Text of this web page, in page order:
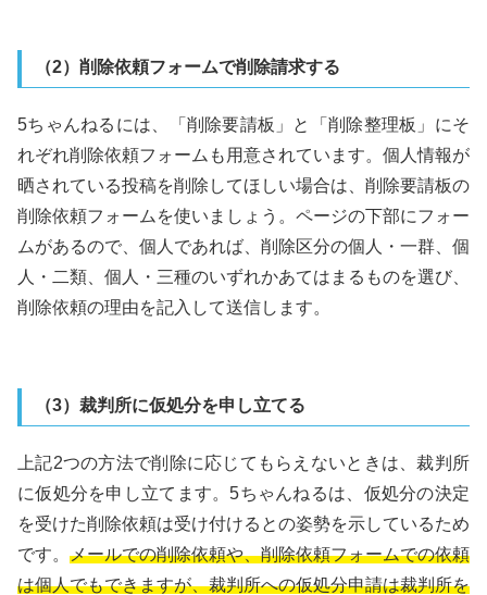
（2）削除依頼フォームで削除請求する
5ちゃんねるには、「削除要請板」と「削除整理板」にそ
れぞれ削除依頼フォームも用意されています。個人情報が
晒されている投稿を削除してほしい場合は、削除要請板の
削除依頼フォームを使いましょう。ページの下部にフォー
ムがあるので、個人であれば、削除区分の個人・一群、個
人・二類、個人・三種のいずれかあてはまるものを選び、
削除依頼の理由を記入して送信します。
（3）裁判所に仮処分を申し立てる
上記2つの方法で削除に応じてもらえないときは、裁判所
に仮処分を申し立てます。5ちゃんねるは、仮処分の決定
を受けた削除依頼は受け付けるとの姿勢を示しているため
です。 メールでの削除依頼や、削除依頼フォームでの依頼
は個人でもできますが、裁判所への仮処分申請は裁判所を